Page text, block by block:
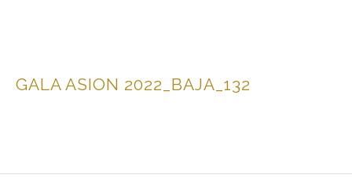
GALA ASION 2022_BAJA_132